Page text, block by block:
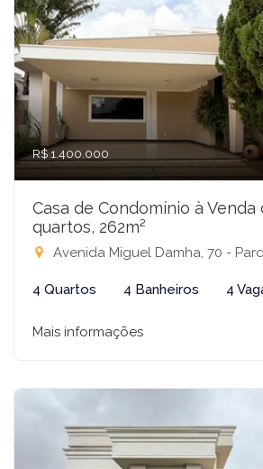
R$ 1.400.000
Casa de Condomínio à Venda
quartos, 262m²
Avenida Miguel Damha, 70 - Parque Residencial Damha
4 Quartos 4 Banheiros 4
Mais informações